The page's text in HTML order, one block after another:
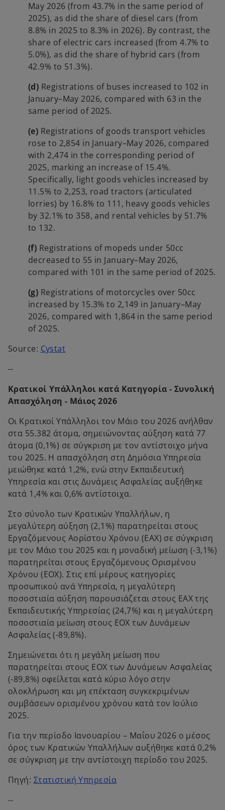
May 2026 (from 43.7% in the same period of
2025), as did the share of diesel cars (from
8.8% in 2025 to 8.3% in 2026). By contrast, the
share of electric cars increased (from 4.7% to
5.0%), as did the share of hybrid cars (from
42.9% to 51.3%).
(d) Registrations of buses increased to 102 in
January–May 2026, compared with 63 in the
same period of 2025.
(e) Registrations of goods transport vehicles
rose to 2,854 in January–May 2026, compared
with 2,474 in the corresponding period of
2025, marking an increase of 15.4%.
Specifically, light goods vehicles increased by
11.5% to 2,253, road tractors (articulated
lorries) by 16.8% to 111, heavy goods vehicles
by 32.1% to 358, and rental vehicles by 51.7%
to 132.
(f) Registrations of mopeds under 50cc
decreased to 55 in January–May 2026,
compared with 101 in the same period of 2025.
(g) Registrations of motorcycles over 50cc
increased by 15.3% to 2,149 in January–May
2026, compared with 1,864 in the same period
of 2025.
Source: Cystato
n
n
a
n
e
w
t
a
--
Κρατικοί Υπάλληλοι κατά Κατηγορία - Συνολική
Απασχόληση - Μάιος 2026
Οι Κρατικοί Υπάλληλοι τον Μάιο του 2026 ανήλθαν
στα 55.382 άτομα, σημειώνοντας αύξηση κατά 77
άτομα (0,1%) σε σύγκριση με τον αντίστοιχο μήνα
του 2025. Η απασχόληση στη Δημόσια Υπηρεσία
μειώθηκε κατά 1,2%, ενώ στην Εκπαιδευτική
Υπηρεσία και στις Δυνάμεις Ασφαλείας αυξήθηκε
κατά 1,4% και 0,6% αντίστοιχα.
Στο σύνολο των Κρατικών Υπαλλήλων, η
μεγαλύτερη αύξηση (2,1%) παρατηρείται στους
Εργαζόμενους Αορίστου Χρόνου (ΕΑΧ) σε σύγκριση
με τον Μάιο του 2025 και η μοναδική μείωση (-3,1%)
παρατηρείται στους Εργαζόμενους Ορισμένου
Χρόνου (ΕΟΧ). Στις επί μέρους κατηγορίες
προσωπικού ανά Υπηρεσία, η μεγαλύτερη
ποσοστιαία αύξηση παρουσιάζεται στους ΕΑΧ της
Εκπαιδευτικής Υπηρεσίας (24,7%) και η μεγαλύτερη
ποσοστιαία μείωση στους EOX των Δυνάμεων
Ασφαλείας (-89,8%).
Σημειώνεται ότι η μεγάλη μείωση που
παρατηρείται στους ΕΟΧ των Δυνάμεων Ασφαλείας
(-89,8%) οφείλεται κατά κύριο λόγο στην
ολοκλήρωση και μη επέκταση συγκεκριμένων
συμβάσεων ορισμένου χρόνου κατά τον Ιούλιο
2025.
Για την περίοδο Ιανουαρίου – Μαΐου 2026 ο μέσος
όρος των Κρατικών Υπαλλήλων αυξήθηκε κατά 0,2%
σε σύγκριση με την αντίστοιχη περίοδο του 2025.
Πηγή: Στατιστική Υπηρεσία
--